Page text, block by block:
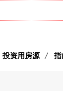
投资用房源 指